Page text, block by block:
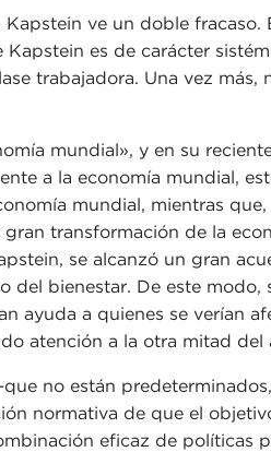
ve un doble
es de carácter
trabajadora. Una vez más,
mundial», y en su
a la economía mundial,
mundial, mientras
transformación de la
se alcanzó un gran
bienestar. De este
ayuda a quienes se verían
atención a la otra mitad
no están
normativa de que el
eficaz de políticas